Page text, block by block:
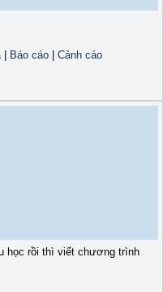
| Báo cáo
Cảnh cáo
học rồi thì viết chương trình